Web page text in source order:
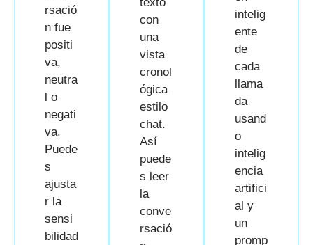
rsació
n fue
positi
va,
neutra
l o
negati
va.
Puede
s
ajusta
r la
sensi
bilidad
con
una
vista
cronol
ógica
estilo
chat.
Así
puede
s leer
la
conve
rsació
intelig
ente
de
cada
llama
da
usand
o
intelig
encia
artifici
al y
un
promp